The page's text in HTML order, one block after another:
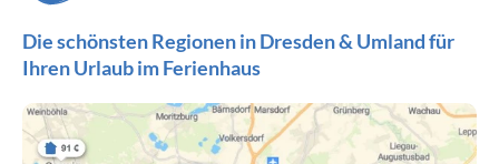
Die schönsten Regionen in Dresden & Umland für
Ihren Urlaub im Ferienhaus